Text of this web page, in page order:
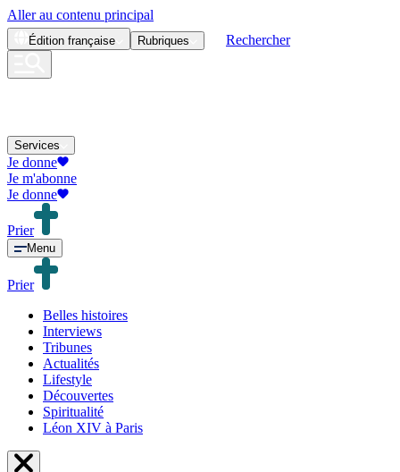
Aller au contenu principal
Édition française Rubriques Rechercher
Services
Je donne
Je m'abonne
Je donne
Prier
Menu
Prier
Belles histoires
Interviews
Tribunes
Actualités
Lifestyle
Découvertes
Spiritualité
Léon XIV à Paris